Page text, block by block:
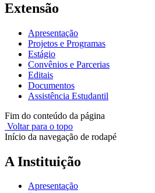
Extensão
Apresentação
Projetos e Programas
Estágio
Convênios e Parcerias
Editais
Documentos
Assistência Estudantil
Fim do conteúdo da página
Voltar para o topo
Início da navegação de rodapé
A Instituição
Apresentação